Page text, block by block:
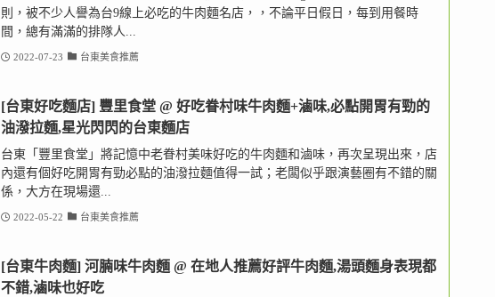
則，被不少人譽為台9線上必吃的牛肉麵名店，，不論平日假日，每到用餐時
間，總有滿滿的排隊人...
2022-07-23 台東美食推薦
[台東好吃麵店] 豐里食堂 @ 好吃眷村味牛肉麵+滷味,必點開胃有勁的
油潑拉麵,星光閃閃的台東麵店
台東「豐里食堂」將記憶中老眷村美味好吃的牛肉麵和滷味，再次呈現出來，店
內還有個好吃開胃有勁必點的油潑拉麵值得一試；老闆似乎跟演藝圈有不錯的關
係，大方在現場還...
2022-05-22 台東美食推薦
[台東牛肉麵] 河腩味牛肉麵 @ 在地人推薦好評牛肉麵,湯頭麵身表現都
不錯,滷味也好吃